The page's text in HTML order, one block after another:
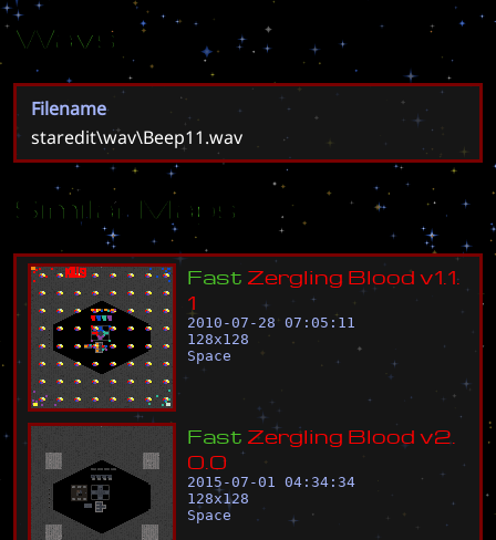
Wavs
Filename
staredit\wav\Beep11.wav
Similar Maps
Fast Zergling Blood v1 1.
1
2010-07-28 07:05:11
128x128
Space
Fast Zergling Blood v2
0 0
2015-07-01 04:34:34
128x128
Space